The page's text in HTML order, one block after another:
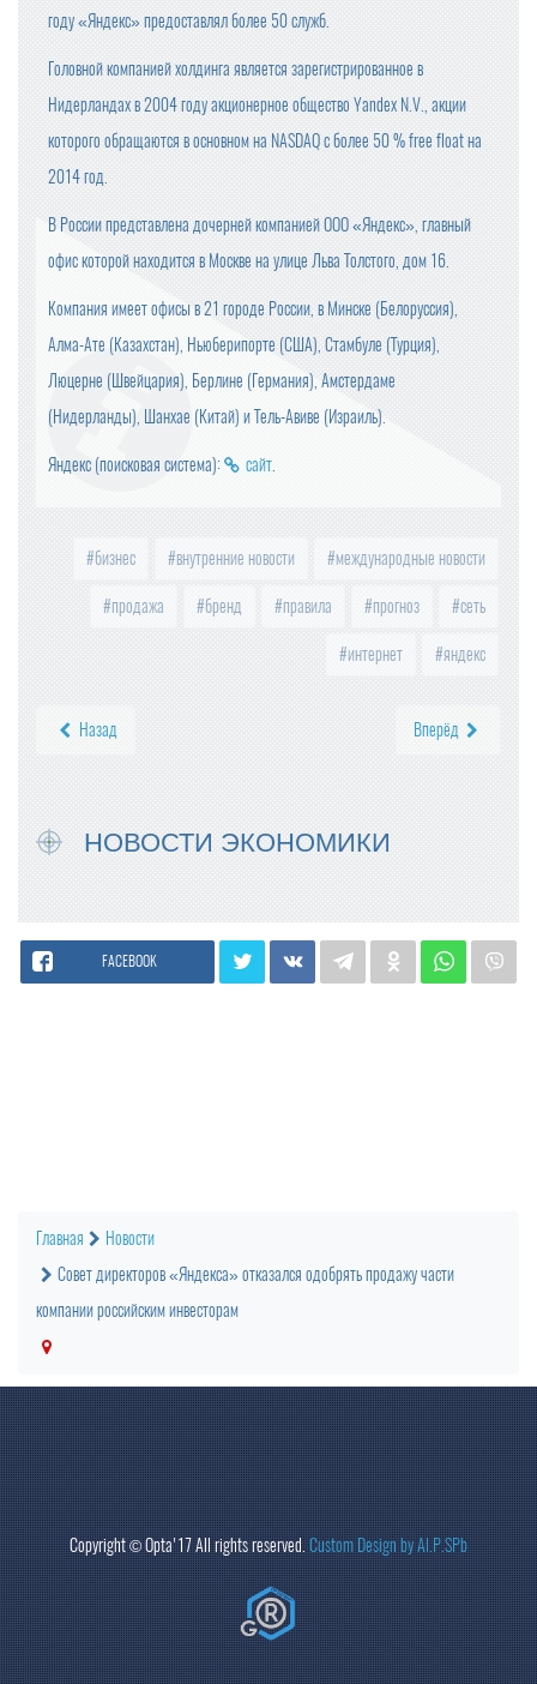
году «Яндекс» предоставлял более 50 служб.
Головной компанией холдинга является зарегистрированное в
Нидерландах в 2004 году акционерное общество Yandex N.V., акции
которого обращаются в основном на NASDAQ с более 50 % free float на
2014 год.
В России представлена дочерней компанией ООО «Яндекс», главный
офис которой находится в Москве на улице Льва Толстого, дом 16.
Компания имеет офисы в 21 городе России, в Минске (Белоруссия),
Алма-Ате (Казахстан), Ньюберипорте (США), Стамбуле (Турция),
Люцерне (Швейцария), Берлине (Германия), Амстердаме
(Нидерланды), Шанхае (Китай) и Тель-Авиве (Израиль).
Яндекс (поисковая система): сайт.
бизнес внутренние новости международные новости
продажа бренд правила прогноз сеть
интернет яндекс
Назад Вперёд
НОВОСТИ ЭКОНОМИКИ
FACEBOOK
Главная
Новости
Совет директоров «Яндекса» отказался одобрять продажу части
компании российским инвесторам
Copyright ©Opta'17 All rights reserved.Custom Design by Al.P.SPb